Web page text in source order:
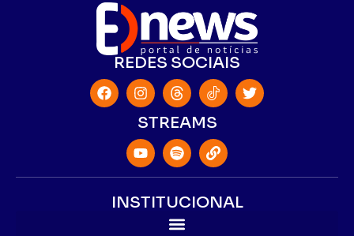
REDES SOCIAIS
STREAMS
INSTITUCIONAL